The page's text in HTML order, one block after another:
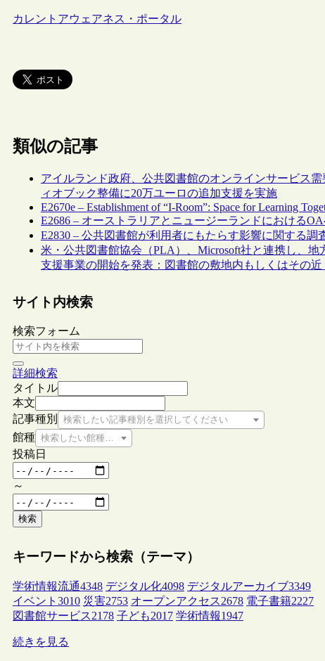
カレントアウェアネス・ポータル
類似の記事
アイルランド政府、公共図書館のオンラインサービス
ィオブック整備に20万ユーロの追加支援を実施
E2670e – Establishment of “I-Room”: Space for Learning
E2686 – オーストラリアとニュージーランドにおける
E2830 – 公共図書館が利用者にもたらす影響に関する調
米・公共図書館協会（PLA）、Microsoft社と連携し、
支援事業の開始を発表：図書館の敷地内もしくはその
サイト内検索
検索フォーム
詳細検索
タイトル
本文
記事種別
検索したい記事種別を選択してください
館種 検索したい館種を選択してください
投稿日
～
検索
キーワードから検索（テーマ）
学術情報流通4348 デジタル化4098 デジタルアーカイブ3349
イベント 3010 災害2753 オープンアクセス2678 電子書籍2227
図書館サービス2178 子ども2017 学術情報1947
続きを見る